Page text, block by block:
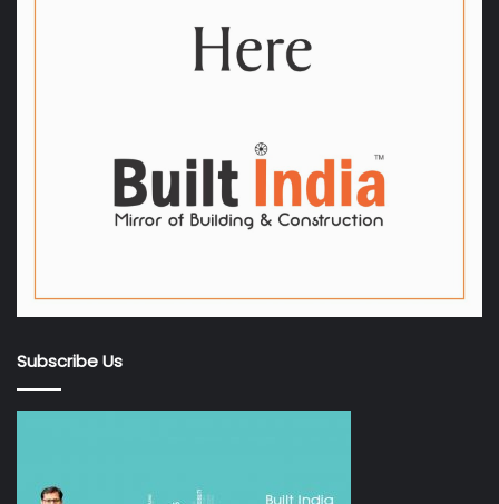
Subscribe Us